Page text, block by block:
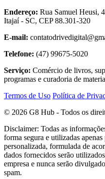
Endereço: Rua Samuel Heusi,
Itajaí - SC, CEP 88.301-320
E-mail:
Telefone: (47) 99675-5020
Serviço: Comércio de livros,
programas e curadoria de
Termos de Uso Política de
© 2026 G8 Hub - Todos os
Disclaimer: Todas as
forma segura e utilizadas
personalizada, formulada de
dados fornecidos serão
empresa e nunca serão
spam.